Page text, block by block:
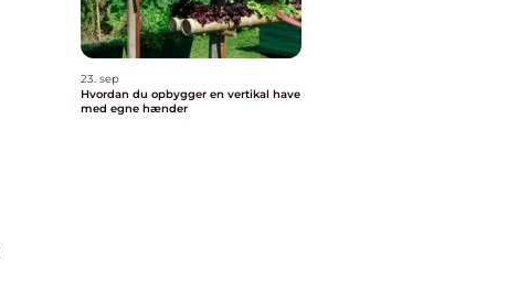
23. sep
Hvordan du opbygger en vertikal have
med egne hænder